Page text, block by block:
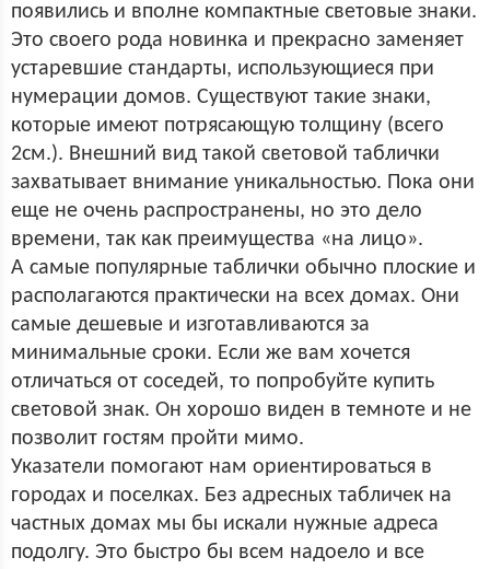
появились и вполне компактные световые знаки.
Это своего рода новинка и прекрасно заменяет
устаревшие стандарты, использующиеся при
нумерации домов. Существуют такие знаки,
которые имеют потрясающую толщину (всего
2см.). Внешний вид такой световой таблички
захватывает внимание уникальностью. Пока они
еще не очень распространены, но это дело
времени, так как преимущества «на лицо».
А самые популярные таблички обычно плоские и
располагаются практически на всех домах. Они
самые дешевые и изготавливаются за
минимальные сроки. Если же вам хочется
отличаться от соседей, то попробуйте купить
световой знак. Он хорошо виден в темноте и не
позволит гостям пройти мимо.
Указатели помогают нам ориентироваться в
городах и поселках. Без адресных табличек на
частных домах мы бы искали нужные адреса
подолгу. Это быстро бы всем надоело и все